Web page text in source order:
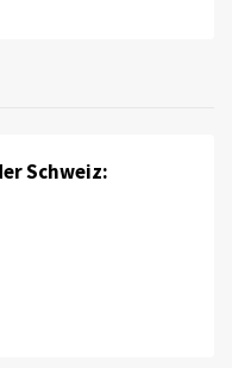
Schweiz: